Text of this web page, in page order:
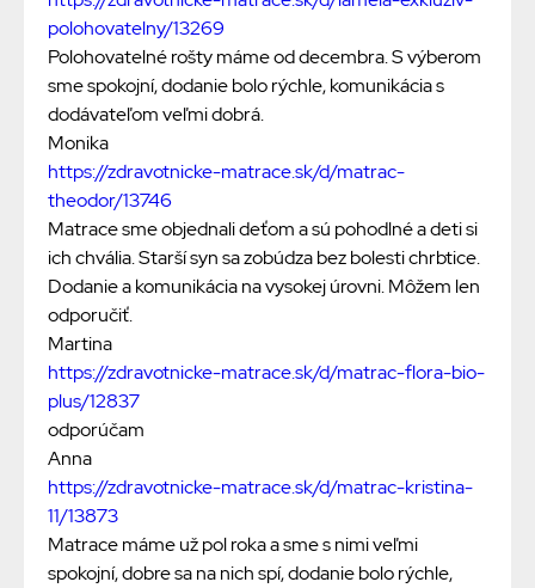
polohovatelny/13269
Polohovatelné rošty máme od decembra. S výberom
sme spokojní, dodanie bolo rýchle, komunikácia s
dodávateľom veľmi dobrá.
Monika
https://zdravotnicke-matrace.sk/d/matrac-
theodor/13746
Matrace sme objednali deťom a sú pohodlné a deti si
ich chvália. Starší syn sa zobúdza bez bolesti chrbtice.
Dodanie a komunikácia na vysokej úrovni. Môžem len
odporučiť.
Martina
https://zdravotnicke-matrace.sk/d/matrac-flora-bio-
plus/12837
odporúčam
Anna
https://zdravotnicke-matrace.sk/d/matrac-kristina-
11/13873
Matrace máme už pol roka a sme s nimi veľmi
spokojní, dobre sa na nich spí, dodanie bolo rýchle,